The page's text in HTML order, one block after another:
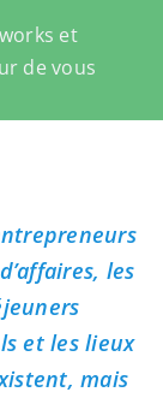
et
de vous
les
et les lieux
mais